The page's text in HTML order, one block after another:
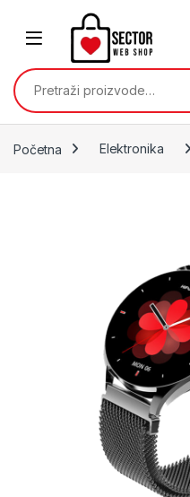
Skip to navigation
Pretraži:
Početna Elektronika